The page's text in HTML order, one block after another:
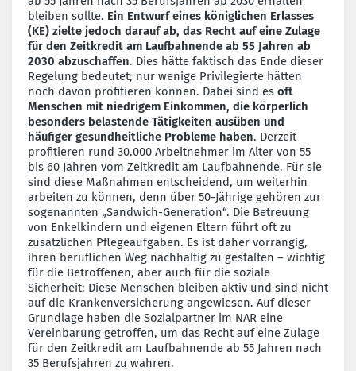
bleiben sollte. Ein Entwurf eines königlichen Erlasses
(KE) zielte jedoch darauf ab, das Recht auf eine Zulage
für den Zeitkredit am Laufbahnende ab 55 Jahren ab
2030 abzuschaffen. Dies hätte faktisch das Ende dieser
Regelung bedeutet; nur wenige Privilegierte hätten
noch davon profitieren können. Dabei sind es oft
Menschen mit niedrigem Einkommen, die körperlich
besonders belastende Tätigkeiten ausüben und
häufiger gesundheitliche Probleme haben. Derzeit
profitieren rund 30.000 Arbeitnehmer im Alter von 55
bis 60 Jahren vom Zeitkredit am Laufbahnende. Für sie
sind diese Maßnahmen entscheidend, um weiterhin
arbeiten zu können, denn über 50-Jährige gehören zur
sogenannten „Sandwich-Generation“. Die Betreuung
von Enkelkindern und eigenen Eltern führt oft zu
zusätzlichen Pflegeaufgaben. Es ist daher vorrangig,
ihren beruflichen Weg nachhaltig zu gestalten – wichtig
für die Betroffenen, aber auch für die soziale
Sicherheit: Diese Menschen bleiben aktiv und sind nicht
auf die Krankenversicherung angewiesen. Auf dieser
Grundlage haben die Sozialpartner im NAR eine
Vereinbarung getroffen, um das Recht auf eine Zulage
für den Zeitkredit am Laufbahnende ab 55 Jahren nach
35 Berufsjahren zu wahren.